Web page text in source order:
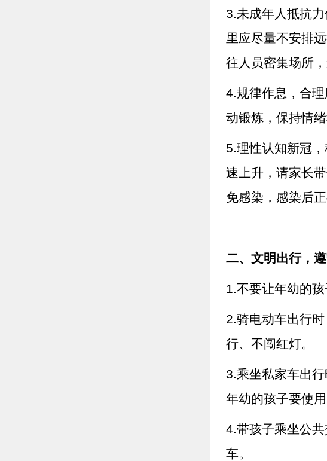
3.未成年人抵抗
里应尽量不安排
往人员密集场所
4.规律作息，合
动锻炼，保持情
5.理性认知新冠
速上升，请家长
免感染，感染后正
二、文明出行，
1.不要让年幼的
2.骑电动车出行
行、不闯红灯。
3.乘坐私家车出
年幼的孩子要使
4.带孩子乘坐公
车。